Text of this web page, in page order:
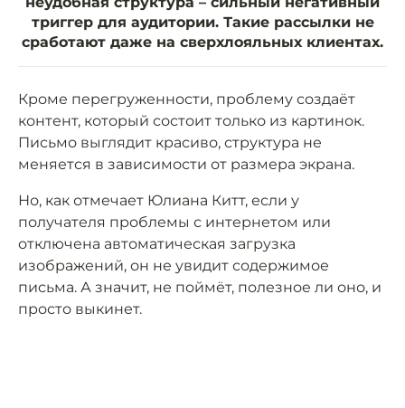
триггер для аудитории. Такие рассылки не
сработают даже на сверхлояльных клиентах.
Кроме перегруженности, проблему создаёт
контент, который состоит только из картинок.
Письмо выглядит красиво, структура не
меняется в зависимости от размера экрана.
Но, как отмечает Юлиана Китт, если у
получателя проблемы с интернетом или
отключена автоматическая загрузка
изображений, он не увидит содержимое
письма. А значит, не поймёт, полезное ли оно, и
просто выкинет.